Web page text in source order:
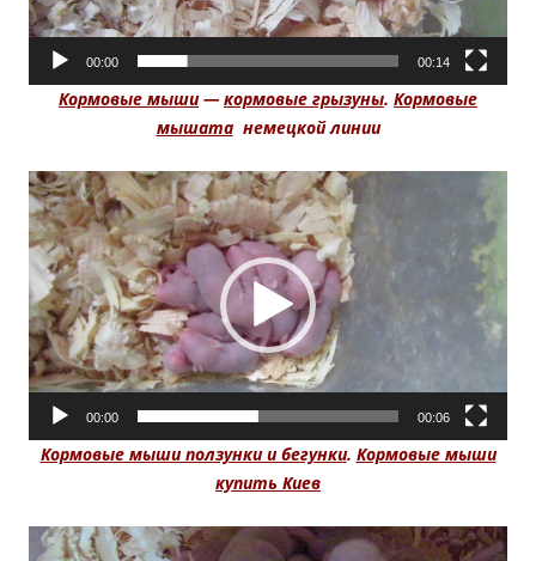
00:00 00:14
Кормовые мыши— кормовые грызуны. Кормовые
мышатанемецкой линии
Видеоплеер
00:00 00:06
Кормовые мыши ползунки и бегунки. Кормовые мыши
купить Киев
Видеоплеер